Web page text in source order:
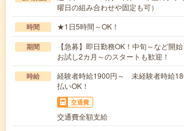
曜日の組み合わせや固定も可）
時間 ★1日5時間～OK！
期間
【急募】即日勤務OK！中旬～など
お試し2カ月～のスタートも歓迎！
時給
経験者時給1900円～ 未経験者時給
払いOK！
交通費
交通費全額支給